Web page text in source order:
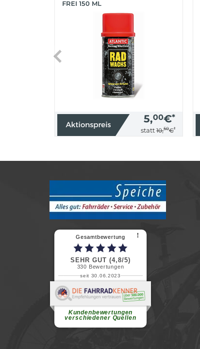
FREI 150 ML
5,00€*
statt 10,50€*
Gesamtbewertung ⠇
SEHR GUT (4,8/5)
330 Bewertungen
seit 30.06.2023
Kundenbewertungen
verschiedener Quellen
Renate H.
Vielen Dank für ein herzliches